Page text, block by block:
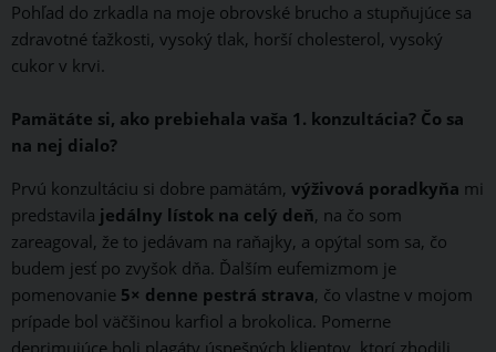
Pohľad do zrkadla na moje obrovské brucho a stupňujúce sa
zdravotné ťažkosti, vysoký tlak, horší cholesterol, vysoký
cukor v krvi.
Pamätáte si, ako prebiehala vaša 1. konzultácia? Čo sa
na nej dialo?
Prvú konzultáciu si dobre pamätám, výživová poradkyňa mi
predstavila jedálny lístok na celý deň, na čo som
zareagoval, že to jedávam na raňajky, a opýtal som sa, čo
budem jesť po zvyšok dňa. Ďalším eufemizmom je
pomenovanie 5× denne pestrá strava, čo vlastne v mojom
prípade bol väčšinou karfiol a brokolica. Pomerne